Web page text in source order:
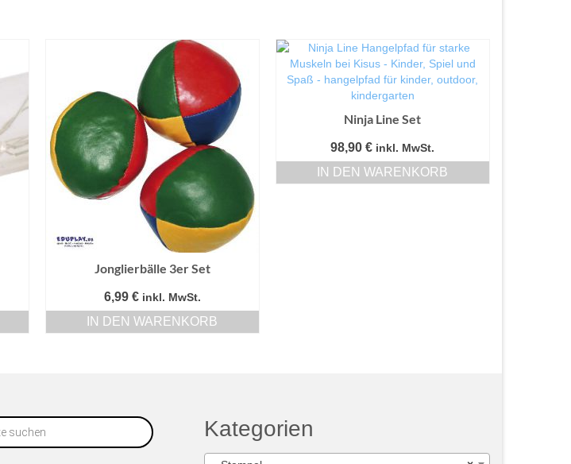
Jonglierbälle 3er Set
6,99 € inkl. MwSt.
IN DEN WARENKORB
Ninja Line Set
98,90€ inkl. MwSt.
IN DEN WARENKORB
Kategorien